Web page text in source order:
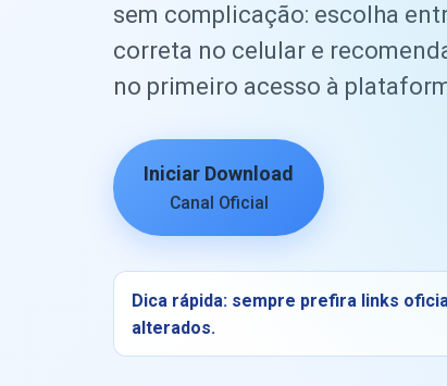
sem complicação: escolha
correta no celular e
no primeiro acesso à
Iniciar Download
Canal Oficial
Dica rápida: sempre prefira links
alterados.